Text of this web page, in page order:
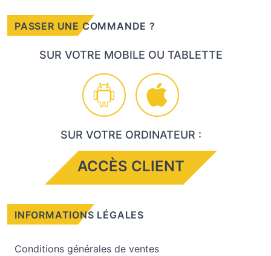
PASSER UNE COMMANDE ?
SUR VOTRE MOBILE OU TABLETTE
SUR VOTRE ORDINATEUR :
ACCÈS CLIENT
INFORMATIONS LÉGALES
Conditions générales de ventes